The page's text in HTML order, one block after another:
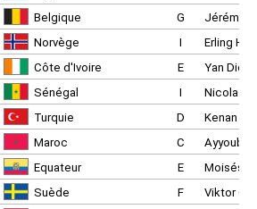
Belgique G
Jérémy
Norvège I
Erling
Côte d'Ivoire E
Yan
Sénégal I
Nicolas
Turquie D
Kenan
Maroc C
Ayyoub
Equateur E
Moisés
Suède F
Viktor